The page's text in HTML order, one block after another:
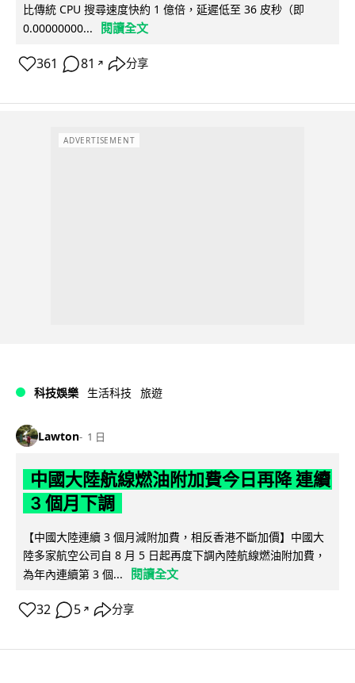
比傳統 CPU 搜尋速度快約 1 億倍，延遲低至 36 皮秒（即
0.00000000...
閱讀全文
361 81 ↗ 分享
ADVERTISEMENT
科技娛樂 生活科技 旅遊
Lawton 1 日
中國大陸航線燃油附加費今日再降 連續
3 個月下調
【中國大陸連續 3 個月減附加費，相反香港不斷加價】中國大
陸多家航空公司自 8 月 5 日起再度下調內陸航線燃油附加費，
為年內連續第 3 個...
閱讀全文
32 5 ↗ 分享